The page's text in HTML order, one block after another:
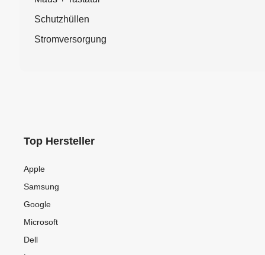
Schutzhüllen
Stromversorgung
Top Hersteller
Apple
Samsung
Google
Microsoft
Dell